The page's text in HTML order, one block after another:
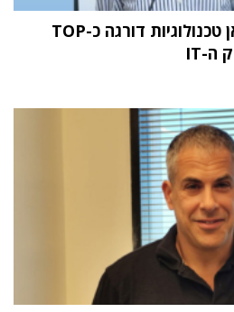
מחקר STKI השנתי: וואן טכנולוגיות דורגה כ-TOP